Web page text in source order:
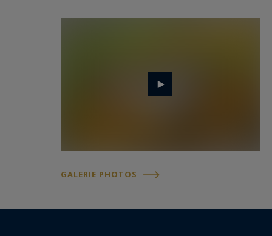
de réception de la vendange, une douche, un WC.
sport, une remise, une chaufferie, un pigeonnier.
GALERIE PHOTOS